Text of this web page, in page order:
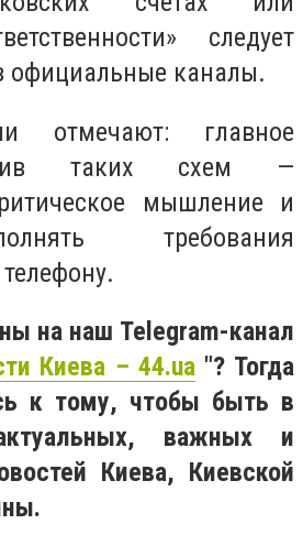
следует
официальные каналы.
отмечают: главное
таких схем —
мышление и
требования
на наш Telegram-канал
Киева – 44.ua"? Тогда
к тому, чтобы быть в
важных и
Киева, Киевской